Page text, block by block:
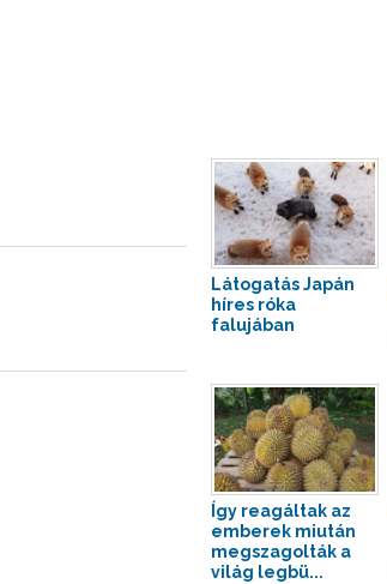
Látogatás Japán
híres róka
falujában
Így reagáltak az
emberek miután
megszagolták a
világ legbü...